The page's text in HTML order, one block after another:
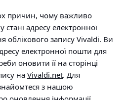
причин, чому важливо
адресу електронної
облікового запису Vivaldi. Ви
електронної пошти для
оновити її на сторінці
на Vivaldi.net. Для
з нашою